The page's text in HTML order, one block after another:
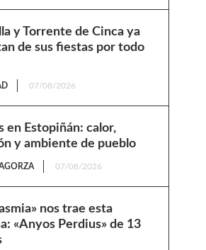
y Torrente de Cinca ya
de sus fiestas por todo
07/08/2026
en Estopiñán: calor,
y ambiente de pueblo
07/08/2026
nos trae esta
«Anyos Perdius» de 13